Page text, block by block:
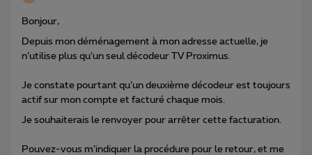
Bonjour,
Depuis mon déménagement à mon adresse actuelle, je
n’utilise plus qu’un seul décodeur TV Proximus.
Je constate pourtant qu’un deuxième décodeur est toujours
actif sur mon compte et facturé chaque mois.
Je souhaiterais le renvoyer pour arrêter cette facturation.
Pouvez-vous m’indiquer la procédure pour le retour, et me